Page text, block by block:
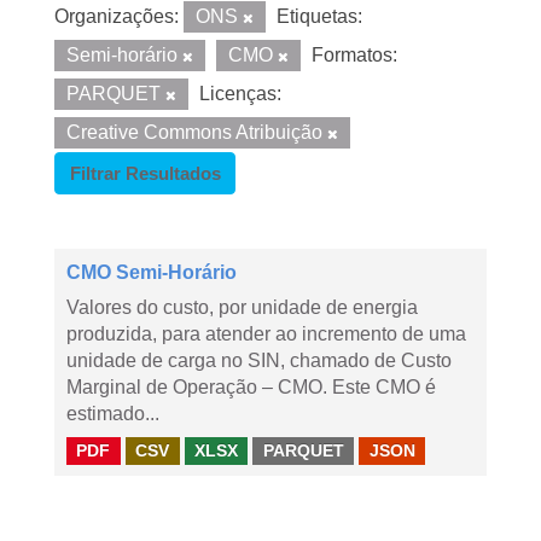
Organizações: ONS
Etiquetas:
Semi-horário
CMO
Formatos:
PARQUET
Licenças:
Creative Commons Atribuição
Filtrar Resultados
CMO Semi-Horário
Valores do custo, por unidade de energia
produzida, para atender ao incremento de uma
unidade de carga no SIN, chamado de Custo
Marginal de Operação – CMO. Este CMO é
estimado...
PDF CSV XLSX PARQUET JSON